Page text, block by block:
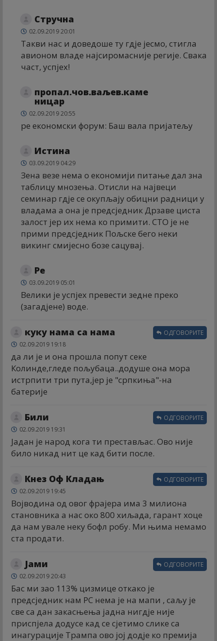
Стручна
02.09.2019 20:01
Такви нас и доведоше ту гдје јесмо, стигла
авионом владе најсиромасније регије. Свака
част, успјех!
пропал.чов.ваљев.каме
ницар
02.09.2019 20:55
ре економски форум: Баш вала пријатељу
Истина
03.09.2019 04:29
Зена везе нема о економији питање дал зна
таблицу мнозења. Отисли на највеци
семинар гдје се окупљају обицни радници у
владама а она је предсједник Дрзаве циста
залост јер их нема ко примити. СТО је не
прими предсједник Пољске бего неки
викинг смијесно бозе сацувај.
Ре
03.09.2019 05:01
Велики је успјех превести зедне преко
(загадјене) воде.
куку нама са нама
02.09.2019 19:18
да ли је и она прошла попут секе
Колинде,гледе пољубаца..додуше она мора
истрпити три пута,јер је "српкиња"-на
батерије
ОДГОВОРИТЕ
Били
02.09.2019 19:31
Јадан је народ кога ти престављас. Ово није
било никад нит це кад бити после.
ОДГОВОРИТЕ
Кнез Оф Кладањ
02.09.2019 19:45
Војводина од овог фрајера има 3 милиона
становника а нас око 800 хиљада, гарант хоце
да нам увале неку бофл робу. Ми њима немамо
ста продати.
ОДГОВОРИТЕ
Јами
02.09.2019 20:43
Бас ми зао 113% цизмице откако је
предсједник нам РС нема је на мапи , саљу је
све са дан закасњења јадна нигдје није
приспјела додусе кад се сјетимо слике са
инагурације Трампа ово јој додје ко премија
ОДГОВОРИТЕ